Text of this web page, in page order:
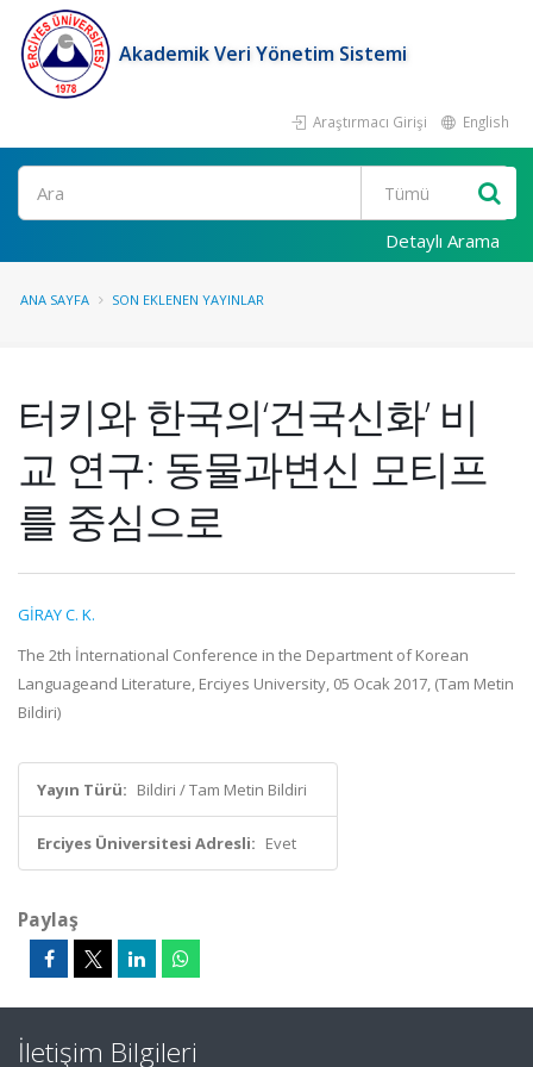
Akademik Veri Yönetim Sistemi
Araştırmacı Girişi English
Ara
Detaylı Arama
ANA SAYFA SON EKLENEN YAYINLAR
터키와 한국의‘건국신화’ 비
교 연구: 동물과변신 모티프
를 중심으로
GİRAY C. K.
The 2th İnternational Conference in the Department of Korean
Languageand Literature, Erciyes University, 05 Ocak 2017, (Tam Metin
Bildiri)
Yayın Türü: Bildiri / Tam Metin Bildiri
Erciyes Üniversitesi Adresli: Evet
Paylaş
İletişim Bilgileri